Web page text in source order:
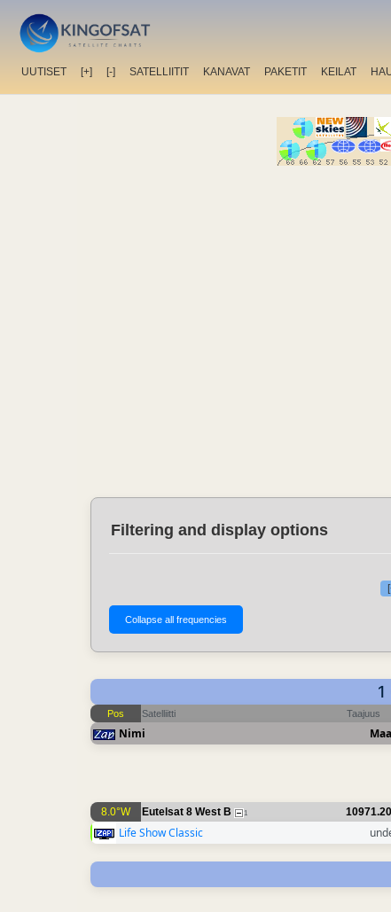
UUTISET [+] [-] SATELLIITIT KANAVAT PAKETIT KEILAT
Filtering and display options
Pos Satelliitti Taajuus
Nimi Maa
8.0°W Eutelsat 8 West B 1 10971.20
Life Show Classic